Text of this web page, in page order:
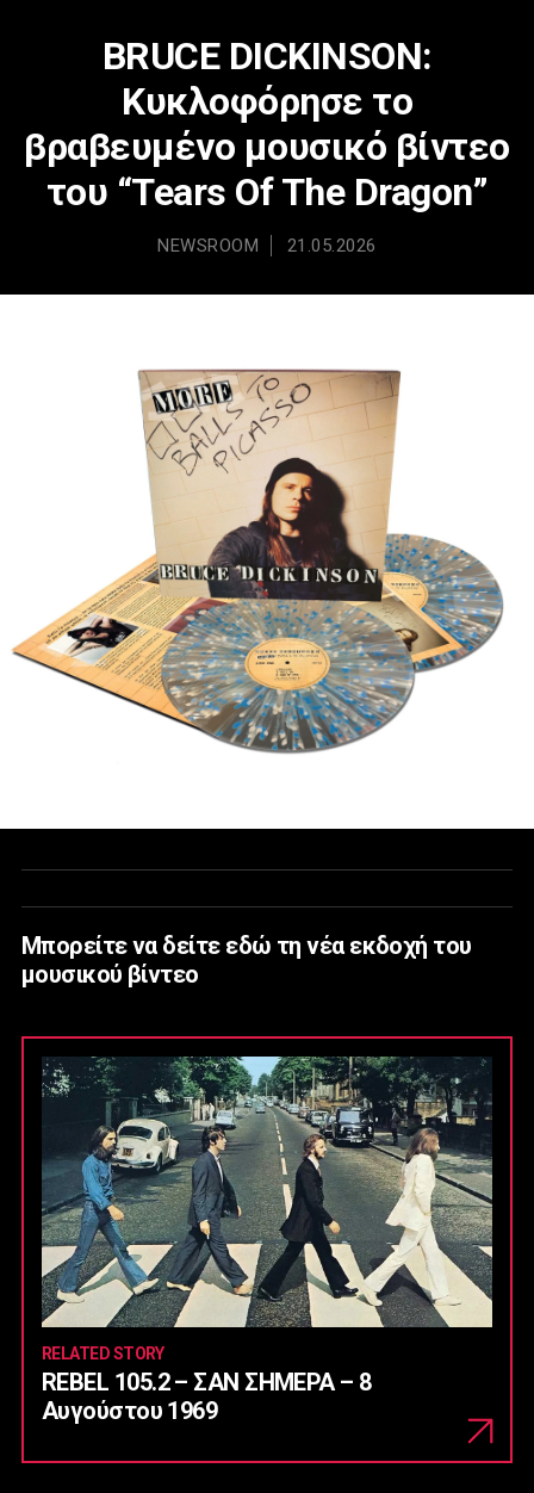
BRUCE DICKINSON:
Κυκλοφόρησε το
βραβευμένο μουσικό βίντεο
του “Tears Of The Dragon”
NEWSROOM 21.05.2026
Mπορείτε να δείτε εδώ τη νέα εκδοχή του
μουσικού βίντεο
RELATED STORY
REBEL 105.2 – ΣΑΝ ΣΗΜΕΡΑ – 8
Αυγούστου 1969